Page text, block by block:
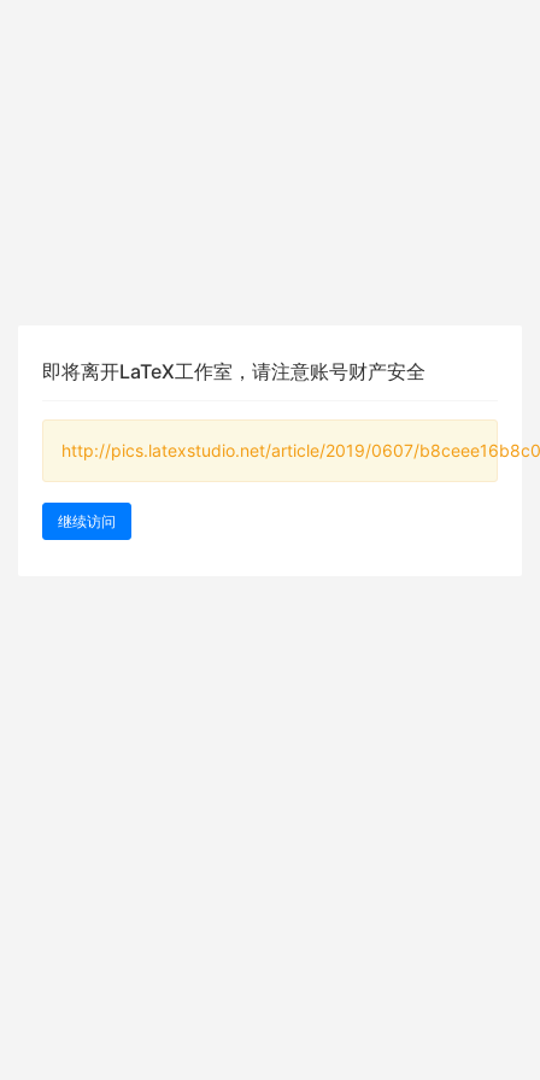
即将离开LaTeX工作室，请注意账号财产安全
http://pics.latexstudio.net/article/2019/0607/
继续访问